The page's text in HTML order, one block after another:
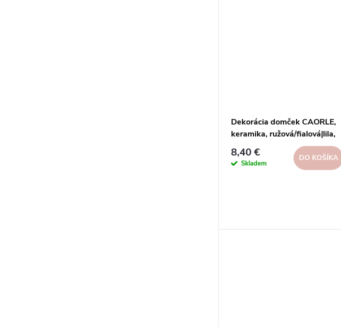
Dekorácia domček CAORLE,
keramika, ružová/fialová|lila,
7x5,5x10,5cm
8,40 €
Skladem
DO KOŠÍKA